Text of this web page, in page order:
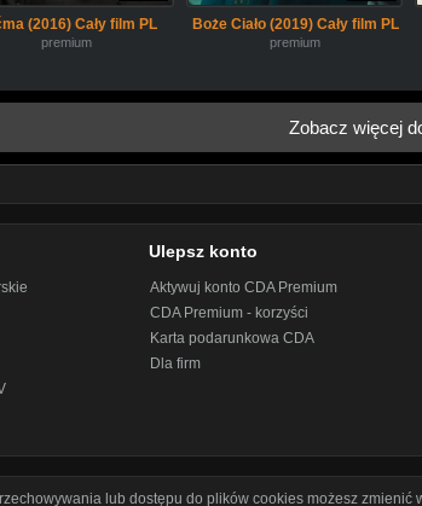
(2016) Cały film PL
premium
Boże Ciało (2019) Cały film PL
premium
Zobacz więcej
Ulepsz konto
Aktywuj konto CDA Premium
CDA Premium - korzyści
Karta podarunkowa CDA
Dla firm
lub dostępu do plików cookies możesz zmienić